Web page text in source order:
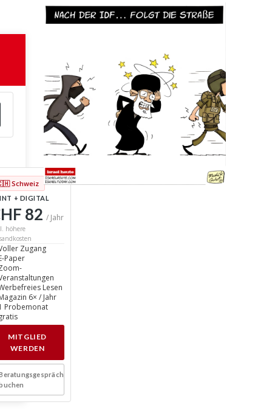
Schweiz
+ DIGITAL
82/ Jahr
höhere
Zugang
Paper
Lesen
6× / Jahr
Probemonat
MITGLIED
WERDEN